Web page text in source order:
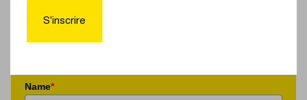
Name*
S'inscrire